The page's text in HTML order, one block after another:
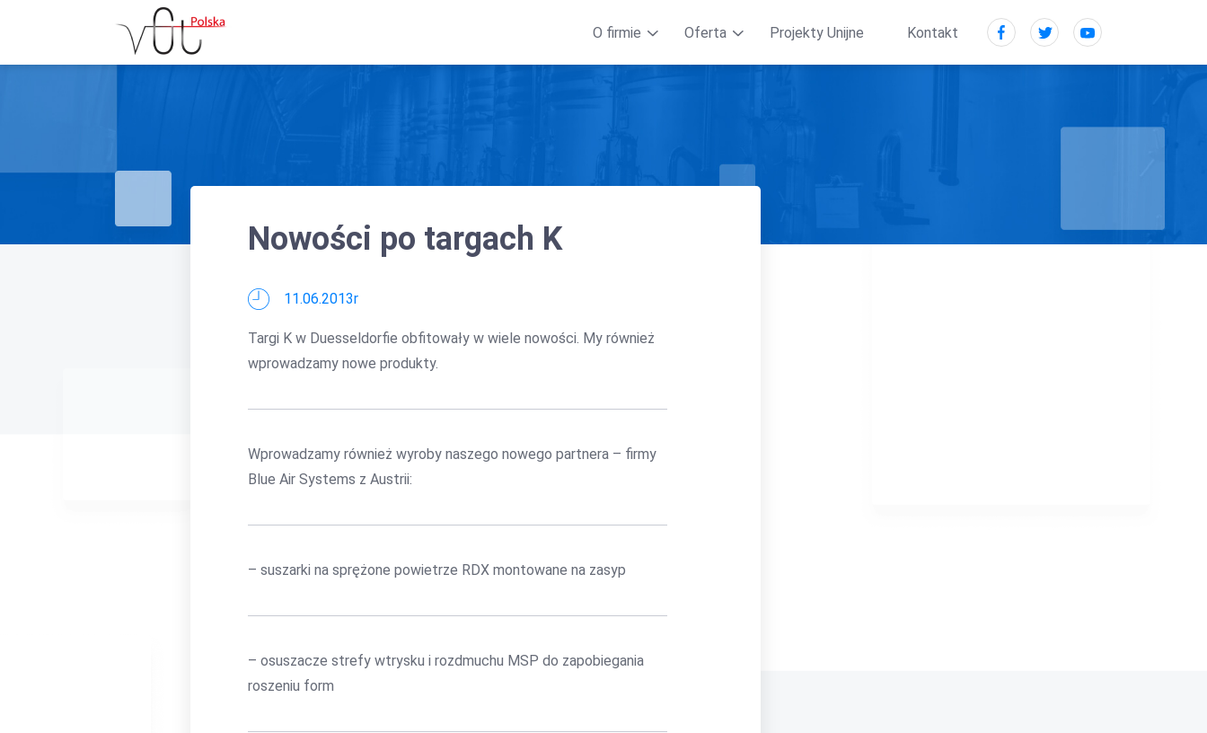
O firmie Oferta Projekty Unijne Kontakt
Nowości po targach K
11.06.2013r
Targi K w Duesseldorfie obfitowały w wiele nowości. My również
wprowadzamy nowe produkty.
Wprowadzamy również wyroby naszego nowego partnera – firmy
Blue Air Systems z Austrii:
– suszarki na sprężone powietrze RDX montowane na zasyp
– osuszacze strefy wtrysku i rozdmuchu MSP do zapobiegania
roszeniu form